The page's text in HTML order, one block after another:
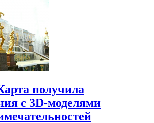
получила
с 3D-моделями